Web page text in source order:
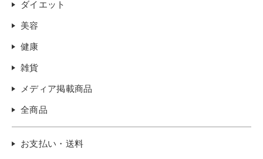
ダイエット
美容
健康
雑貨
メディア掲載商品
全商品
お支払い・送料